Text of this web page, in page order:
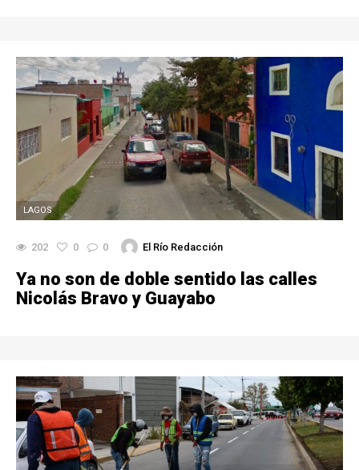
LAGOS
202 0 0 El Río Redacción
Ya no son de doble sentido las calles
Nicolás Bravo y Guayabo